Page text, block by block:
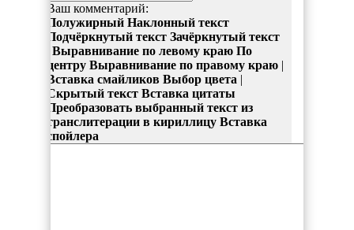
Ваш комментарий:
Полужирный Наклонный текст
Подчёркнутый текст Зачёркнутый текст
Выравнивание по левому краю По
центру Выравнивание по правому краю |
Вставка смайликов Выбор цвета |
Скрытый текст Вставка цитаты
Преобразовать выбранный текст из
транслитерации в кириллицу Вставка
спойлера